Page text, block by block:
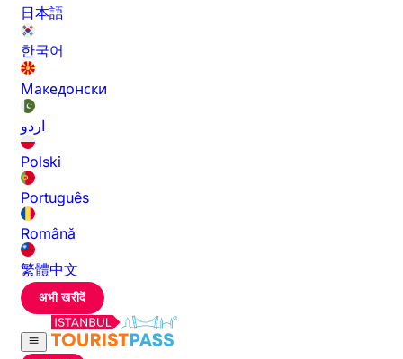
日本語
한국어
Македонски
اردو
Polski
Português
Română
繁體中文
अभी खरीदें